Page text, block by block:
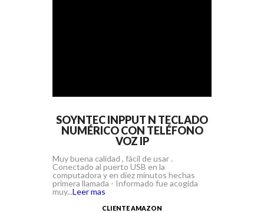
SOYNTEC INPPUT N TECLADO
NUMÉRICO CON TELÉFONO
VOZ IP
Muy buena calidad , fácil de usar .
Conectado al puerto USB en la
computadora y en diez minutos hechas
primera llamada - Informado fue acogida
muy...Leer mas
CLIENTE AMAZON